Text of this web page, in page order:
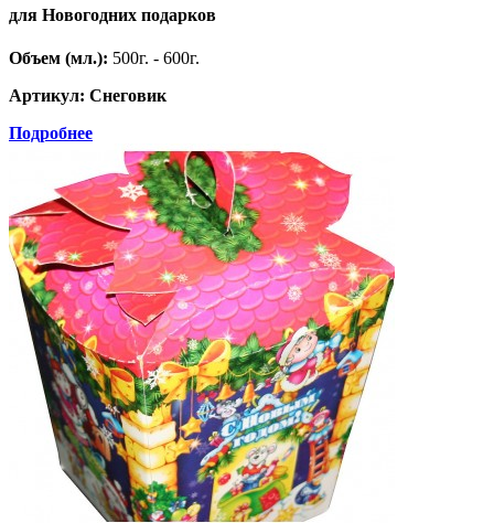
для Новогодних подарков
Объем (мл.): 500г. - 600г.
Артикул: Снеговик
Подробнее